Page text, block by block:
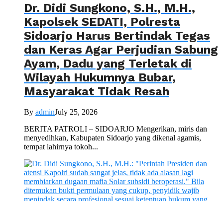
Dr. Didi Sungkono, S.H., M.H.,
Kapolsek SEDATI, Polresta
Sidoarjo Harus Bertindak Tegas
dan Keras Agar Perjudian Sabung
Ayam, Dadu yang Terletak di
Wilayah Hukumnya Bubar,
Masyarakat Tidak Resah
By adminJuly 25, 2026
BERITA PATROLI – SIDOARJO Mengerikan, miris dan
menyedihkan, Kabupaten Sidoarjo yang dikenal agamis,
tempat lahirnya tokoh...